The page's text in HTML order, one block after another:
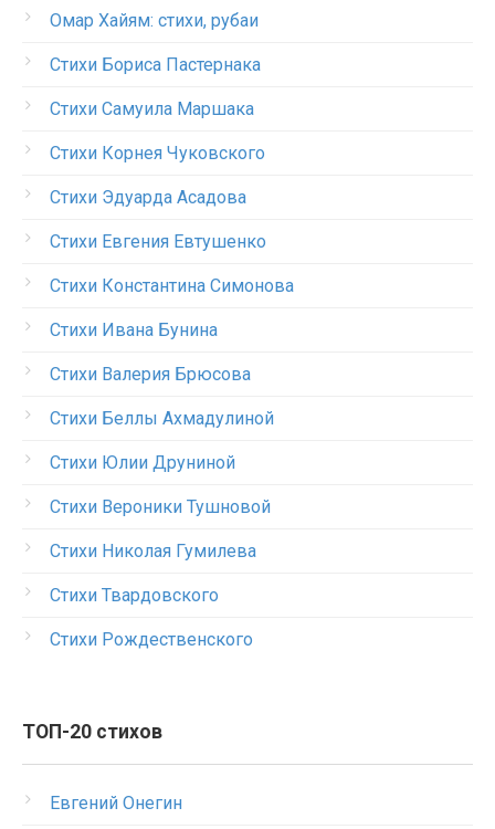
Омар Хайям: стихи, рубаи
Стихи Бориса Пастернака
Стихи Самуила Маршака
Стихи Корнея Чуковского
Стихи Эдуарда Асадова
Стихи Евгения Евтушенко
Стихи Константина Симонова
Стихи Ивана Бунина
Стихи Валерия Брюсова
Стихи Беллы Ахмадулиной
Стихи Юлии Друниной
Стихи Вероники Тушновой
Стихи Николая Гумилева
Стихи Твардовского
Стихи Рождественского
ТОП-20 стихов
Евгений Онегин